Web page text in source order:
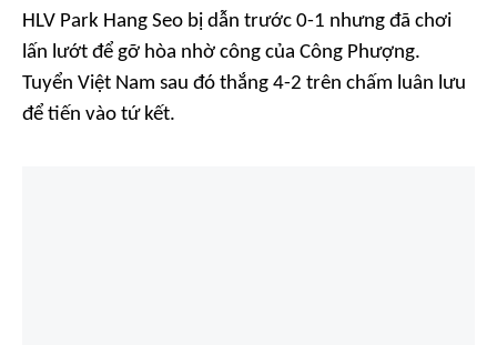
HLV Park Hang Seo bị dẫn trước 0-1 nhưng đã chơi
lấn lướt để gỡ hòa nhờ công của Công Phượng.
Tuyển Việt Nam sau đó thắng 4-2 trên chấm luân lưu
để tiến vào tứ kết.